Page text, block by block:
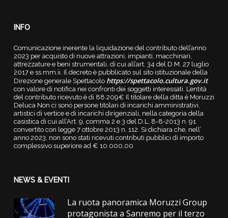
INFO
Comunicazione inerente la liquidazione del contributo dell’anno
2023 per acquisto di nuove attrazioni, impianti, macchinari,
attrezzature e beni strumentali, di cui all’art. 34 del D.M. 27 luglio
2017 e ss.mm.ii. Il decreto è pubblicato sul sito istituzionale della
Direzione generale Spettacolo https://spettacolo.cultura.gov.it
con valore di notifica nei confronti dei soggetti interessati. L’entità
del contributo ricevuto è di 88.209€ Il titolare della ditta è Moruzzi
Deluca Non ci sono persone titolari di incarichi amministrativi,
artistici di vertice e di incarichi dirigenziali, nella categoria della
casistica di cui all’Art. 9, comma 2 e 3 del D.L. 8-8-2013 n. 91
convertito con legge 7 ottobre 2013 n. 112. Si dichiara che, nell’
anno 2023, non sono stati ricevuti contributi pubblici di importo
complessivo superiore ad € 10.000,00
NEWS & EVENTI
La ruota panoramica Moruzzi Group
protagonista a Sanremo per il terzo